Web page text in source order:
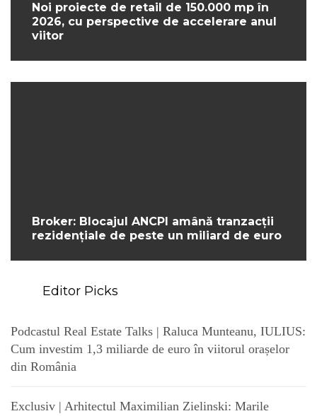
Noi proiecte de retail de 150.000 mp în
2026, cu perspective de accelerare anul
viitor
Broker: Blocajul ANCPI amână tranzacții
rezidențiale de peste un miliard de euro
Editor Picks
Podcastul Real Estate Talks | Raluca Munteanu, IULIUS:
Cum investim 1,3 miliarde de euro în viitorul orașelor
din România
Exclusiv | Arhitectul Maximilian Zielinski: Marile